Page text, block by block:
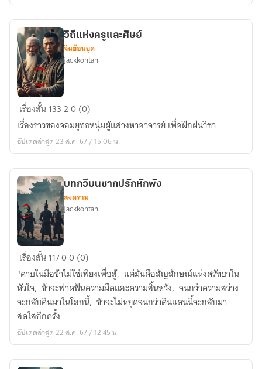
วิถี
แห่ง
ครู
และ
วิถีแห่งครูและศิษย์
จีนย้อนยุค
jackkontan
เรื่องสั้น13320 (0)
เรื่องราวของจอมยุทธหนุ่มผู้แสวงหาอาจารย์ เพื่อฝึกฝนวิชา
อัปเดตล่าสุด 23 ส.ค. 67 / 15:06 น.
บท
บน
ซาก
ปรัก
หัก
พัง
บทกวีบนซากปรักหักพัง
สงคราม
jackkontan
เรื่องสั้น11700 (0)
"ดาบในมือข้าไม่ใช่เพียงเพื่อสู้, แต่มันคือสัญลักษณ์แห่งศรัทธาใน
หัวใจ, ข้าจะฟาดฟันความมืดและความสิ้นหวัง, จนกว่าความสว่าง
จะกลับคืนมาในโลกนี้, ข้าจะไม่หยุดจนกว่าดินแดนนี้จะกลับมา
สดใสอีกครั้ง
อัปเดตล่าสุด 22 ส.ค. 67 / 12:45 น.